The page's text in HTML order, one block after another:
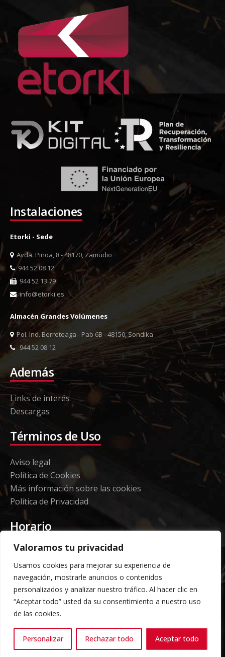
Valoramos tu privacidad
Usamos cookies para mejorar su experiencia de
navegación, mostrarle anuncios o contenidos
personalizados y analizar nuestro tráfico. Al hacer clic en
“Aceptar todo” usted da su consentimiento a nuestro uso
de las cookies.
Personalizar Rechazar todo Aceptar todo
Instalaciones
Etorki - Sede
Avda. Pinoa, 8 - 48170, Zamudio
944 52 08 12
944 52 13 79
info@etorki.es
Almacén Grandes Volúmenes
Pol. Ind. Berreteaga - Pab 6B - 48150, Sondika
944 52 08 12
Además
Links de interés
Descargas
Términos de Uso
Aviso legal
Política de Cookies
Más información sobre las cookies
Política de Privacidad
Horario
Etorki - Sede
Lunes a jueves 08:00 a 16:00
Viernes: 08:00 a 14:00
Almacén Grandes Volúmenes